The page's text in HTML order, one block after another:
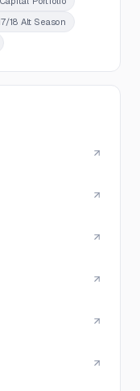
18 Alt Season